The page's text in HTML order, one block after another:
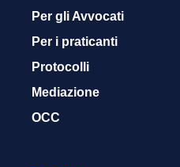
Per gli Avvocati
Per i praticanti
Protocolli
Mediazione
OCC